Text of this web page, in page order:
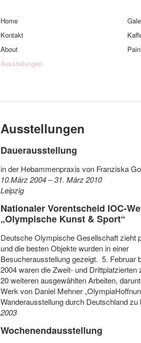
Home
Kontakt
About
Ausstellungen
Ausstellungen
Dauerausstellung
in der Hebammenpraxis von Franziska
10.März 2004 – 31. März 2010
Leipzig
Nationaler Vorentscheid IOC-
„Olympische Kunst & Sport“
Deutsche Olympische Gesellschaft zieht
und die besten Objekte wurden in einer
Besucherausstellung gezeigt. 5. Februar
2004 waren die Zweit- und
20 weiteren ausgewählten Arbeiten,
Werk von Daniel Mehner
Wanderausstellung durch Deutschland zu
2003
Wochenendausstellung